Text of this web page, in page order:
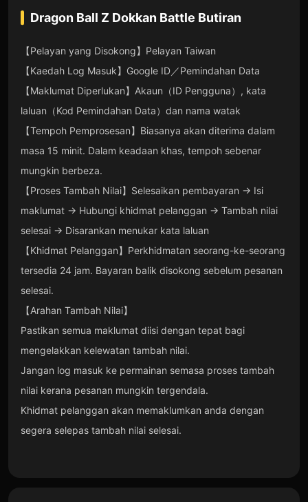
Dragon Ball Z Dokkan Battle Butiran
【Pelayan yang Disokong】Pelayan Taiwan
【Kaedah Log Masuk】Google ID／Pemindahan Data
【Maklumat Diperlukan】Akaun（ID Pengguna）, kata
laluan（Kod Pemindahan Data）dan nama watak
【Tempoh Pemprosesan】Biasanya akan diterima dalam
masa 15 minit. Dalam keadaan khas, tempoh sebenar
mungkin berbeza.
【Proses Tambah Nilai】Selesaikan pembayaran → Isi
maklumat → Hubungi khidmat pelanggan → Tambah nilai
selesai → Disarankan menukar kata laluan
【Khidmat Pelanggan】Perkhidmatan seorang-ke-seorang
tersedia 24 jam. Bayaran balik disokong sebelum pesanan
selesai.
【Arahan Tambah Nilai】
Pastikan semua maklumat diisi dengan tepat bagi
mengelakkan kelewatan tambah nilai.
Jangan log masuk ke permainan semasa proses tambah
nilai kerana pesanan mungkin tergendala.
Khidmat pelanggan akan memaklumkan anda dengan
segera selepas tambah nilai selesai.